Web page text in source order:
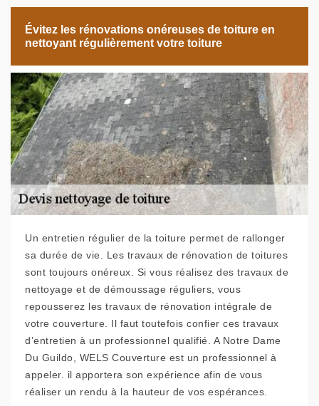
Évitez les rénovations onéreuses de toiture en
nettoyant régulièrement votre toiture
Un entretien régulier de la toiture permet de rallonger
sa durée de vie. Les travaux de rénovation de toitures
sont toujours onéreux. Si vous réalisez des travaux de
nettoyage et de démoussage réguliers, vous
repousserez les travaux de rénovation intégrale de
votre couverture. Il faut toutefois confier ces travaux
d’entretien à un professionnel qualifié. A Notre Dame
Du Guildo, WELS Couverture est un professionnel à
appeler. il apportera son expérience afin de vous
réaliser un rendu à la hauteur de vos espérances.